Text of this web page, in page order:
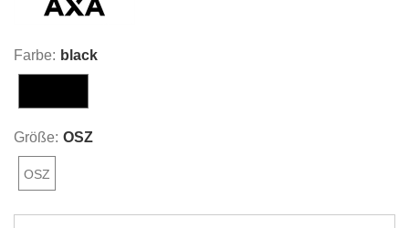
Farbe: black
Größe: OSZ
OSZ